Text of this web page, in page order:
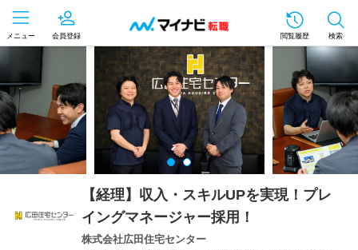
メニュー 会員登録 閲覧履歴 検索
【経理】収入・スキルUPを実現！プレ
イングマネージャー採用！
株式会社広田住宅センター